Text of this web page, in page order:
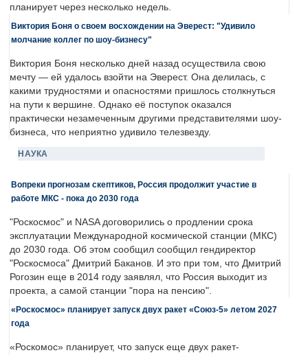
планирует через несколько недель.
Виктория Боня о своем восхождении на Эверест: "Удивило
молчание коллег по шоу-бизнесу"
Виктория Боня несколько дней назад осуществила свою
мечту — ей удалось взойти на Эверест. Она делилась, с
какими трудностями и опасностями пришлось столкнуться
на пути к вершине. Однако её поступок оказался
практически незамеченным другими представителями шоу-
бизнеса, что неприятно удивило телезвезду.
НАУКА
Вопреки прогнозам скептиков, Россия продолжит участие в
работе МКС - пока до 2030 года
"Роскосмос" и NASA договорились о продлении срока
эксплуатации Международной космической станции (МКС)
до 2030 года. Об этом сообщил сообщил гендиректор
"Роскосмоса" Дмитрий Баканов. И это при том, что Дмитрий
Рогозин еще в 2014 году заявлял, что Россия выходит из
проекта, а самой станции "пора на пенсию".
«Роскосмос» планирует запуск двух ракет «Союз-5» летом 2027
года
«Роскомос» планирует, что запуск еще двух ракет-